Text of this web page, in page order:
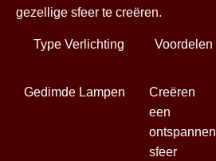
gezellige sfeer te creëren.
Type Verlichting Voordelen
Gedimde Lampen
Creëren
een
ontspannen
sfeer